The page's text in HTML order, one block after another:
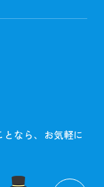
なら、お気軽に